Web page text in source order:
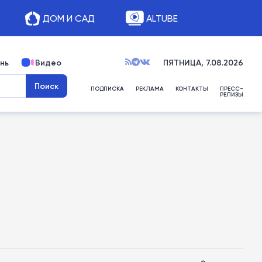
ДОМ И САД ALTUBE
Видео ПЯТНИЦА, 7.08.2026
ПОДПИСКА РЕКЛАМА КОНТАКТЫ ПРЕСС-
РЕЛИЗЫ